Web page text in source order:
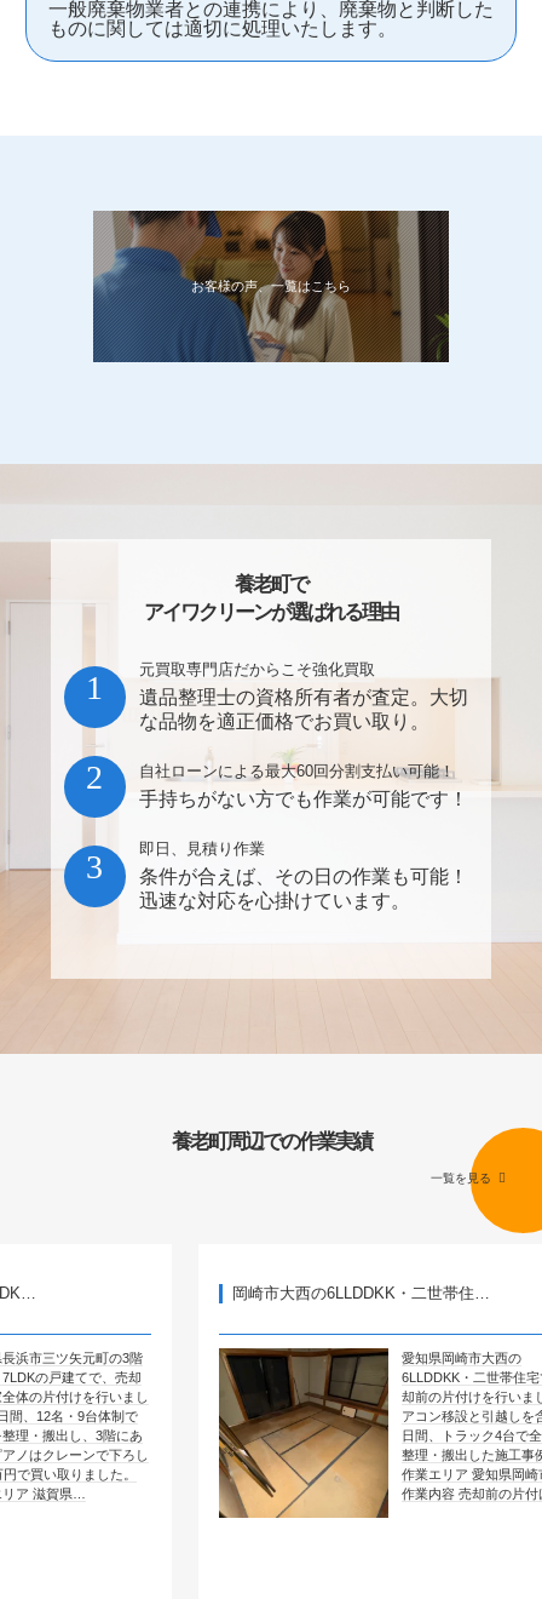
一般廃棄物業者との連携により、廃棄物と判断した
ものに関しては適切に処理いたします。
お客様の声、一覧はこちら
養老町で
アイワクリーンが選ばれる理由
元買取専門店だからこそ強化買取
遺品整理士の資格所有者が査定。大切
な品物を適正価格でお買い取り。
1
自社ローンによる最大60回分割支払い可能！
手持ちがない方でも作業が可能です！
2
即日、見積り作業
条件が合えば、その日の作業も可能！
迅速な対応を心掛けています。
3
養老町周辺での作業実績
一覧を見る
元町の3階
で、売却
を行いまし
台体制で
、3階にあ
ンで下ろし
ました。
岡崎市大西の6LLDDKK・二世帯住…
愛知県岡崎市大西の
6LLDDKK・二世帯住宅で、売
却前の片付けを行いました。エ
アコン移設と引越しを含めて4
日間、トラック4台で全部屋を
整理・搬出した施工事例です。
作業エリア 愛知県岡崎市大西
作業内容 売却前の片付け …